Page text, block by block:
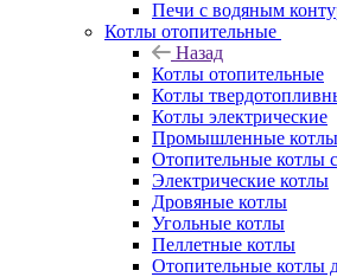
Печи с водяным
Котлы отопительные
Назад
Котлы отопительные
Котлы
Котлы электрические
Промышленные котлы
Отопительные котлы
Электрические котлы
Дровяные котлы
Угольные котлы
Пеллетные котлы
Отопительные котлы